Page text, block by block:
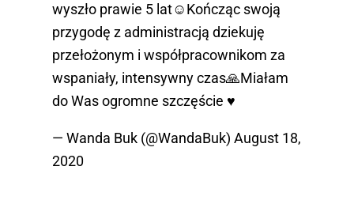
wyszło prawie 5 lat☺️Kończąc swoją
przygodę z administracją dziekuję
przełożonym i współpracownikom za
wspaniały, intensywny czas🙏Miałam
do Was ogromne szczęście ♥️
— Wanda Buk (@WandaBuk) August 18,
2020